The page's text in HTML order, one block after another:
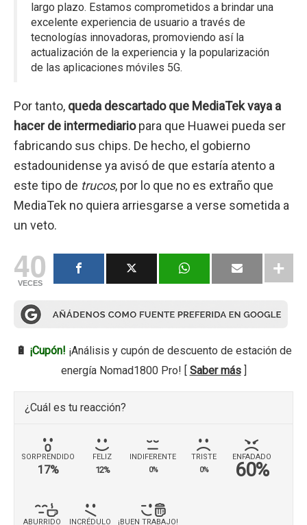
largo plazo. Estamos comprometidos a brindar una
excelente experiencia de usuario a través de
tecnologías innovadoras, promoviendo así la
actualización de la experiencia y la popularización
de las aplicaciones móviles 5G.
Por tanto, queda descartado que MediaTek vaya a
hacer de intermediariopara que Huawei pueda ser
fabricando sus chips. De hecho, el gobierno
estadounidense ya avisó de que estaría atento a
este tipo de trucos, por lo que no es extraño que
MediaTek no quiera arriesgarse a verse sometida a
un veto.
40
VECES
🔋 ¡Cupón! ¡Análisis y cupón de descuento de estación de
energía Nomad1800 Pro! [ Saber más]
¿Cuál es tu reacción?
SORPRENDIDO
17%
FELIZ
12%
INDIFERENTE
0%
TRISTE
0%
ENFADADO
60%
ABURRIDO INCRÉDULO ¡BUEN TRABAJO!